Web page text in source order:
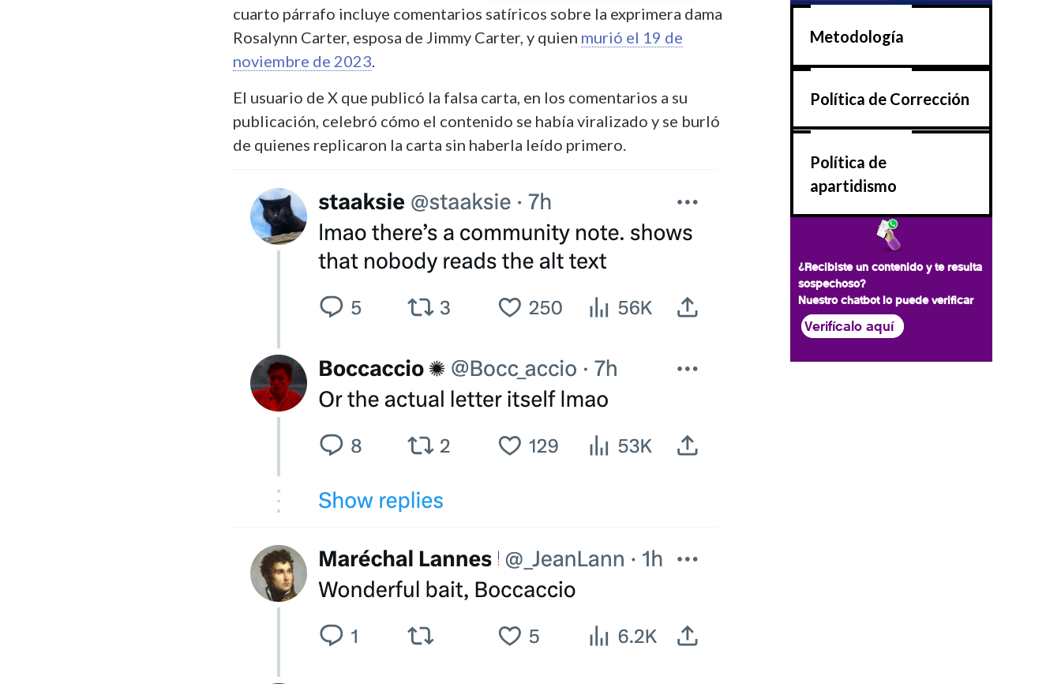
cuarto párrafo incluye comentarios satíricos sobre la exprimera dama
Rosalynn Carter, esposa de Jimmy Carter, y quien murió el 19 de
noviembre de 2023
El usuario de X que publicó la falsa carta, en los comentarios a su
publicación, celebró cómo el contenido se había viralizado y se burló
de quienes replicaron la carta sin haberla leído primero.
Metodología
Política de Corrección
Política de
apartidismo
¿Recibiste un contenido y te resulta
sospechoso?
Nuestro chatbot lo puede verificar
Verifícalo aquí